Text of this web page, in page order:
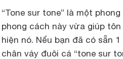
“Tone sur tone” là một
phong cách này vừa giúp
hiện nó. Nếu bạn đã có sẵn
chân váy đuôi cá “tone sur